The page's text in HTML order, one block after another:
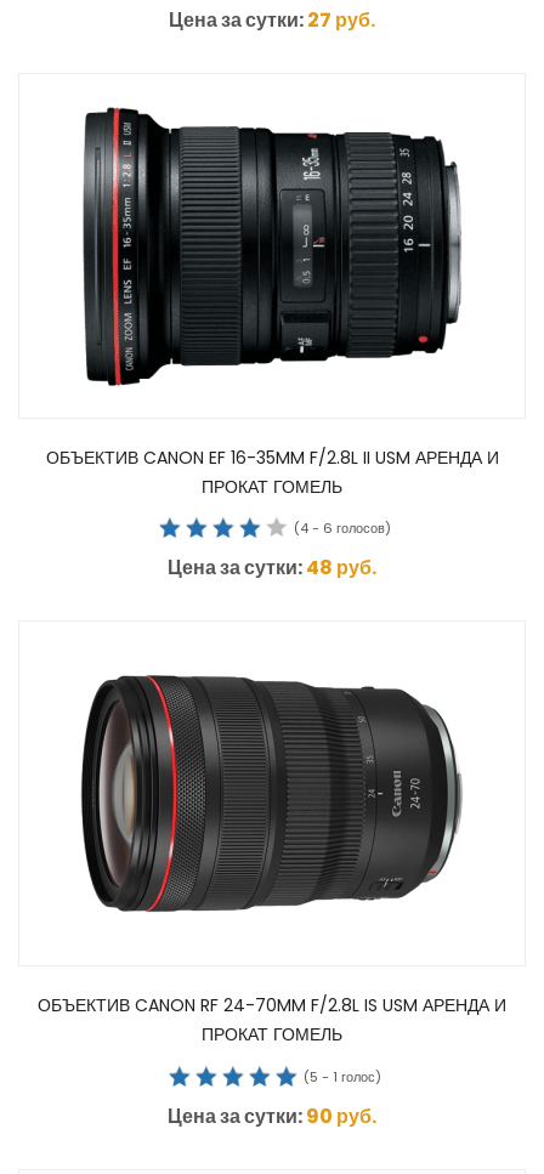
Цена за сутки:27 руб.
ОБЪЕКТИВ CANON EF 16-35MM F/2.8L II USM АРЕНДА И
ПРОКАТ ГОМЕЛЬ
(4- 6 голосов)
Цена за сутки:48 руб.
ОБЪЕКТИВ CANON RF 24-70MM F/2.8L IS USM АРЕНДА И
ПРОКАТ ГОМЕЛЬ
(5 - 1 голос)
Цена за сутки:90 руб.